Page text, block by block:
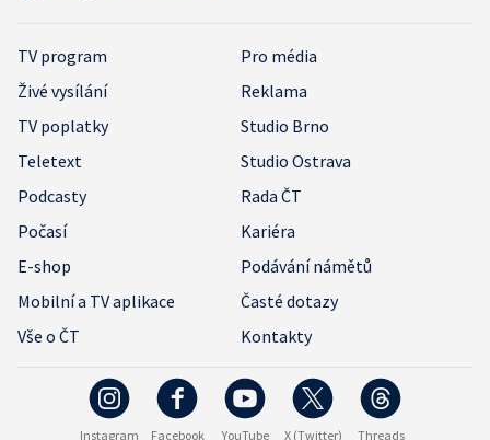
TV program
Pro média
Živé vysílání
Reklama
TV poplatky
Studio Brno
Teletext
Studio Ostrava
Podcasty
Rada ČT
Počasí
Kariéra
E-shop
Podávání námětů
Mobilní a TV aplikace
Časté dotazy
Vše o ČT
Kontakty
Instagram Facebook YouTube X (Twitter) Threads